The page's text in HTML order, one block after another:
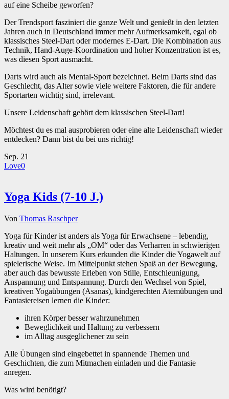
auf eine Scheibe geworfen?
Der Trendsport fasziniert die ganze Welt und genießt in den letzten
Jahren auch in Deutschland immer mehr Aufmerksamkeit, egal ob
klassisches Steel-Dart oder modernes E-Dart. Die Kombination aus
Technik, Hand-Auge-Koordination und hoher Konzentration ist es,
was diesen Sport ausmacht.
Darts wird auch als Mental-Sport bezeichnet. Beim Darts sind das
Geschlecht, das Alter sowie viele weitere Faktoren, die für andere
Sportarten wichtig sind, irrelevant.
Unsere Leidenschaft gehört dem klassischen Steel-Dart!
Möchtest du es mal ausprobieren oder eine alte Leidenschaft wieder
entdecken? Dann bist du bei uns richtig!
Sep. 21
Love0
Yoga Kids (7-10 J.)
Von Thomas Raschper
Yoga für Kinder ist anders als Yoga für Erwachsene – lebendig,
kreativ und weit mehr als „OM“ oder das Verharren in schwierigen
Haltungen. In unserem Kurs erkunden die Kinder die Yogawelt auf
spielerische Weise. Im Mittelpunkt stehen Spaß an der Bewegung,
aber auch das bewusste Erleben von Stille, Entschleunigung,
Anspannung und Entspannung. Durch den Wechsel von Spiel,
kreativen Yogaübungen (Asanas), kindgerechten Atemübungen und
Fantasiereisen lernen die Kinder:
ihren Körper besser wahrzunehmen
Beweglichkeit und Haltung zu verbessern
im Alltag ausgeglichener zu sein
Alle Übungen sind eingebettet in spannende Themen und
Geschichten, die zum Mitmachen einladen und die Fantasie
anregen.
Was wird benötigt?